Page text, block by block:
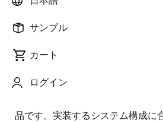
サンプル
カート
ログイン
公開日:2020年3月23日
ルネサスが昨年（2019年）発売し
ズが30nVrms(rms :Root Mean
品です。実装するシステム構成に